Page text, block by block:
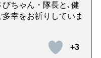
ちゃん・隊長と､健
幸をお祈りしていま
+3